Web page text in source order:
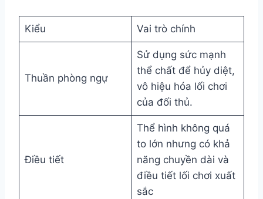
Kiểu Vai trò chính
Thuần phòng ngự
Sử dụng sức mạnh
thể chất để hủy diệt,
vô hiệu hóa lối chơi
của đối thủ.
Điều tiết
Thể hình không quá
to lớn nhưng có khả
năng chuyền dài và
điều tiết lối chơi xuất
sắc